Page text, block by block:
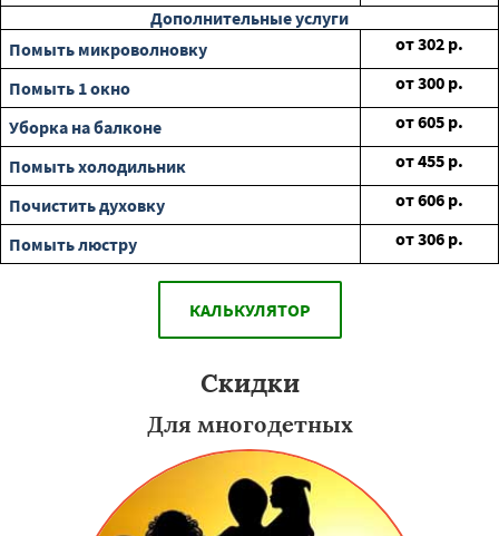
Дополнительные услуги
Помыть микроволновку
от302 р.
Помыть 1 окно
от300 р.
Уборка на балконе
от605 р.
Помыть холодильник
от455 р.
Почистить духовку
от606 р.
Помыть люстру
от306 р.
КАЛЬКУЛЯТОР
Скидки
Для многодетных